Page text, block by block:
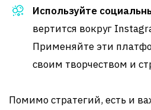
Используйте
вертится вокруг
Применяйте эти
своим творчеством и
Помимо стратегий, есть и